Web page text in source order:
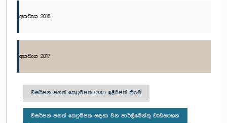
අයවැය 2018
අයවැය 2017
විසර්ජන පනත් කෙටුම්පත (2017) ඉදිරිපත් කිරීම
විසර්ජන පනත් කෙටුම්පත සඳහා වන පාර්ලිමේන්තු වැඩසටහන